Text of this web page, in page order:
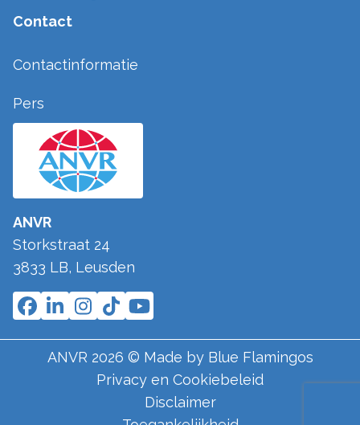
ANVR
Storkstraat 24
3833 LB, Leusden
Contact
Contactinformatie
Pers
ANVR 2026 © Made by Blue Flamingos
Privacy en Cookiebeleid
Disclaimer